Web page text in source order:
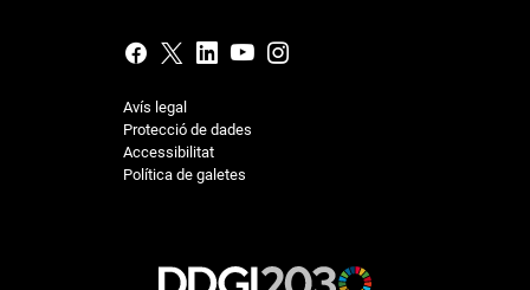
Avís legal
Protecció de dades
Accessibilitat
Política de galetes